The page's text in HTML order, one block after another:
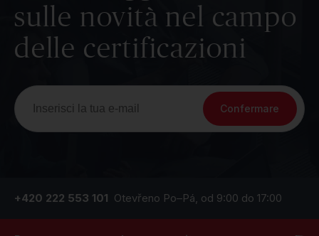
sulle novità nel campo
delle certificazioni
Confermare
+420 222 553 101 Otevřeno Po–Pá, od 9:00 do 17:00